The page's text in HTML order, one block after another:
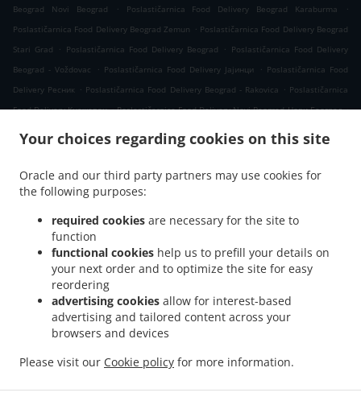
Your choices regarding cookies on this site
Oracle and our third party partners may use cookies for
the following purposes:
required cookies are necessary for the site to
function
functional cookies help us to prefill your details on
your next order and to optimize the site for easy
reordering
advertising cookies allow for interest-based
advertising and tailored content across your
browsers and devices
Please visit our Cookie policy for more information.
Beograd Novi Beograd
. Poslastičarnica Food Delivery Beograd Karaburma
.
Poslastičarnica Food Delivery Beograd Zemun . Poslastičarnica Food Delivery Beograd
Stari Grad
. Poslastičarnica Food Delivery Beograd . Poslastičarnica Food Delivery
Beograd - Voždovac
. Poslastičarnica Food Delivery Јајинци . Poslastičarnica Food
Delivery Ресник . Poslastičarnica Food Delivery Beograd - Rakovica . Poslastičarnica
Food Delivery Кнежевац . Poslastičarnica Food Delivery Novi Beograd Нови Београд .
Poslastičarnica Food Delivery Beograd - Zvezdara .
Калуђерица
Poslastičarnica Food Delivery Бели Поток Село Раковица
Poslastičarnica Food Delivery Бели Поток
Poslastičarnica Food Delivery Прокупље
. Poslastičarnica Food Delivery Resnik
Poslastičarnica Food Delivery Раковица Село . Poslastičarnica Food Delivery Борча
Poslastičarnica Food Delivery Blok 58 Нови Београд . Poslastičarnica Food Delivery
. Poslastičarnica Food Delivery Сланци
Beograd - Palilula . Poslastičarnica Food Delivery Лештане .
Delivery Beograd - Kaluđerica
. Poslastičarnica Food Delivery Винча
Poslastičarnica Food Delivery Пиносава .
Takeaway food delivery